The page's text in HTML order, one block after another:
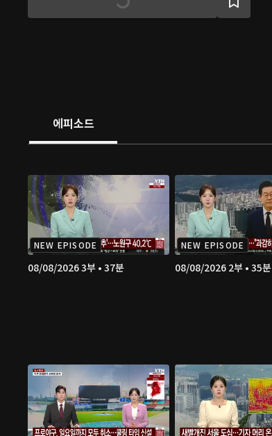
에피소드
NEW EPISODE
08/08/2026 3부 • 37분
NEW EPISODE
08/08/2026 2부 • 35분